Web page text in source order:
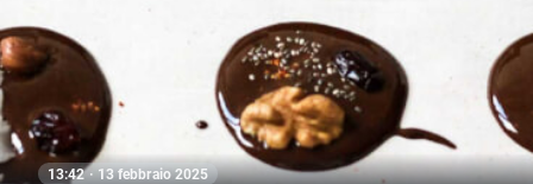
13:42 · 13 febbraio 2025